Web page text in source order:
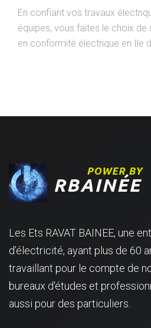
En confiant vos travaux
équipes, vous faites le choix
en conformité électrique en Ile
Les Ets RAVAT BAINEE, une
d’électricité, ayant plus de 60
travaillant pour le compte de
bureaux d'études et
aussi pour des particuliers.